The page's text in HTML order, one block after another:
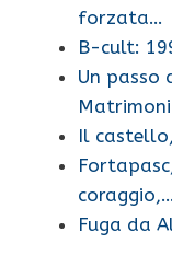
forzata…
B-cult:
Un
Il
coraggio,…
Fuga da